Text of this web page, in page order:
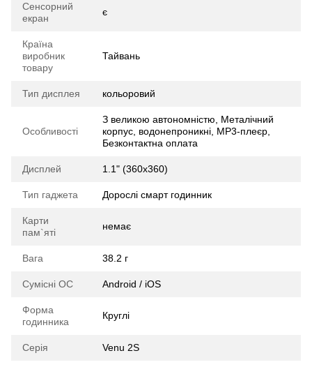
Сенсорний
екран
є
Країна
виробник
товару
Тайвань
Тип дисплея кольоровий
Особливості
З великою автономністю, Металічний
корпус, водонепроникні, MP3-плеєр,
Безконтактна оплата
Дисплей 1.1" (360x360)
Тип гаджета Дорослі смарт годинник
Карти
пам`яті
немає
Вага 38.2 г
Сумісні ОС Android / iOS
Форма
годинника
Круглі
Серія Venu 2S